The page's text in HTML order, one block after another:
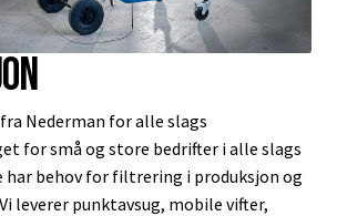
Nederman for alle slags
for små og store bedrifter i alle slags
har behov for filtrering i produksjon og
leverer punktavsug, mobile vifter,